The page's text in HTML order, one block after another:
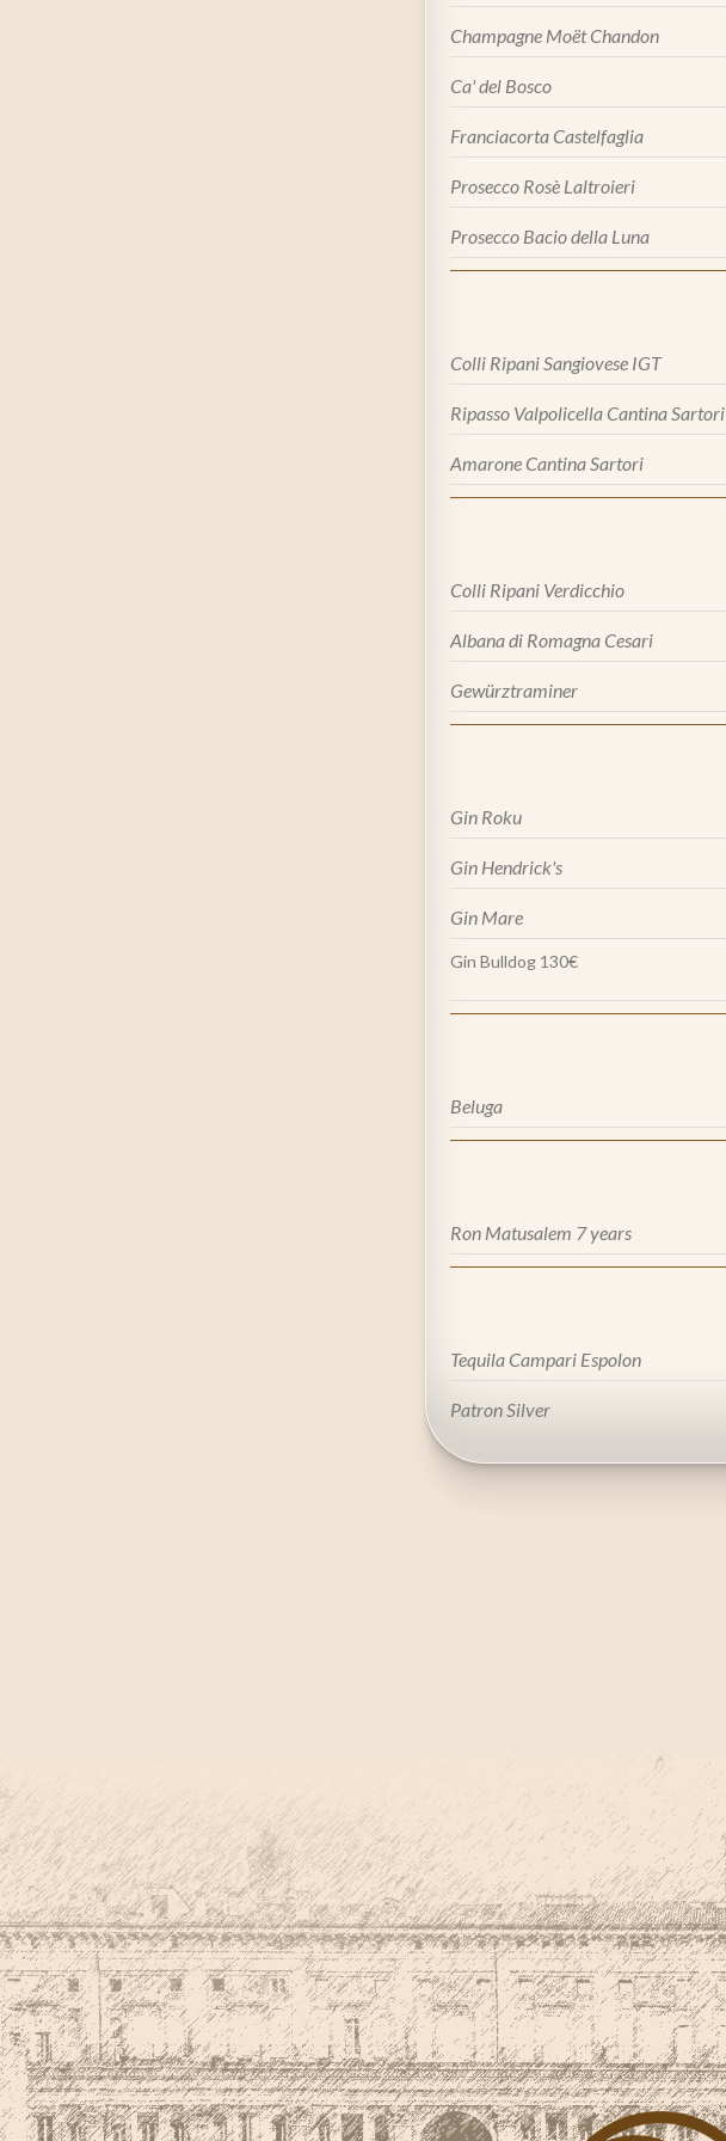
Champagne Moët Chandon
Ca' del Bosco
Franciacorta Castelfaglia
Prosecco Rosè Laltroieri
Prosecco Bacio della Luna
Colli Ripani Sangiovese IGT
Ripasso Valpolicella Cantina Sartori
Amarone Cantina Sartori
Colli Ripani Verdicchio
Albana di Romagna Cesari
Gewürztraminer
Gin Roku
Gin Hendrick's
Gin Mare
Gin Bulldog 130€
Beluga
Ron Matusalem 7 years
Tequila Campari Espolon
Patron Silver